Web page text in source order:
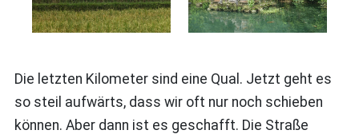
Die letzten Kilometer sind eine Qual. Jetzt geht es
so steil aufwärts, dass wir oft nur noch schieben
können. Aber dann ist es geschafft. Die Straße